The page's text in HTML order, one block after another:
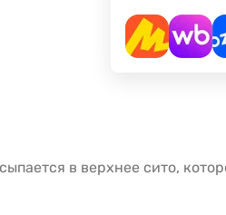
в верхнее сито,